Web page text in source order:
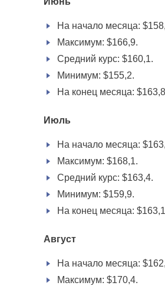
На начало месяца:
Максимум: $166,9.
Средний курс: $160,1.
Минимум: $155,2.
На конец месяца:
Июль
На начало месяца:
Максимум: $168,1.
Средний курс: $163,4.
Минимум: $159,9.
На конец месяца:
Август
На начало месяца:
Максимум: $170,4.